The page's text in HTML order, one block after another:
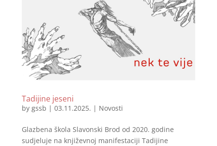
Tadijine jeseni
by gssb | 03.11.2025. | Novosti
Glazbena škola Slavonski Brod od 2020. godine
sudjeluje na književnoj manifestaciji Tadijine